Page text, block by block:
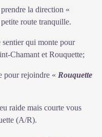
la direction «
route tranquille.
sentier qui monte pour
Chamant et Rouquette;
pour rejoindre « Rouquette
raide mais courte vous
(A/R).